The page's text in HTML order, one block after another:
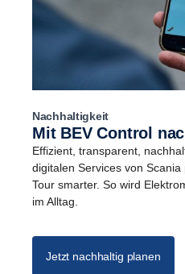
Nachhaltigkeit
Mit BEV Control
Effizient, transparent,
digitalen Services von
Tour smarter. So wird
im Alltag.
Jetzt nachhaltig planen